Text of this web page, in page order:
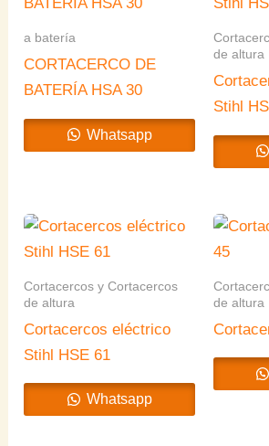
a batería
CORTACERCO DE
BATERÍA HSA 30
Whatsapp
de altura
Stihl
Cortacercos y Cortacercos
de altura
Cortacercos eléctrico
Stihl HSE 61
Whatsapp
de altura